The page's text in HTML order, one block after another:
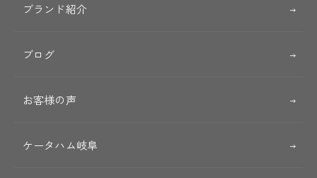
ブランド紹介
ブログ
お客様の声
ケータハム岐阜